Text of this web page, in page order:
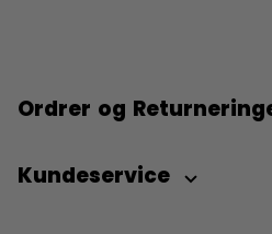
Ordrer og
Kundeservice